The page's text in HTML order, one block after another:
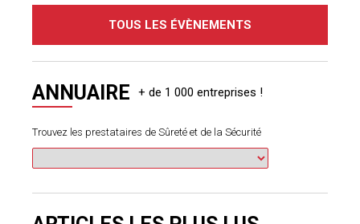
TOUS LES ÉVÈNEMENTS
ANNUAIRE
Trouvez les prestataires de Sûreté et de la Sécurité